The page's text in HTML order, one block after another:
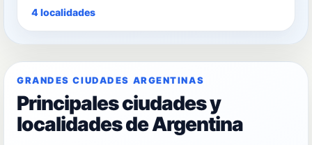
4 localidades
GRANDES CIUDADES ARGENTINAS
Principales ciudades y
localidades de Argentina